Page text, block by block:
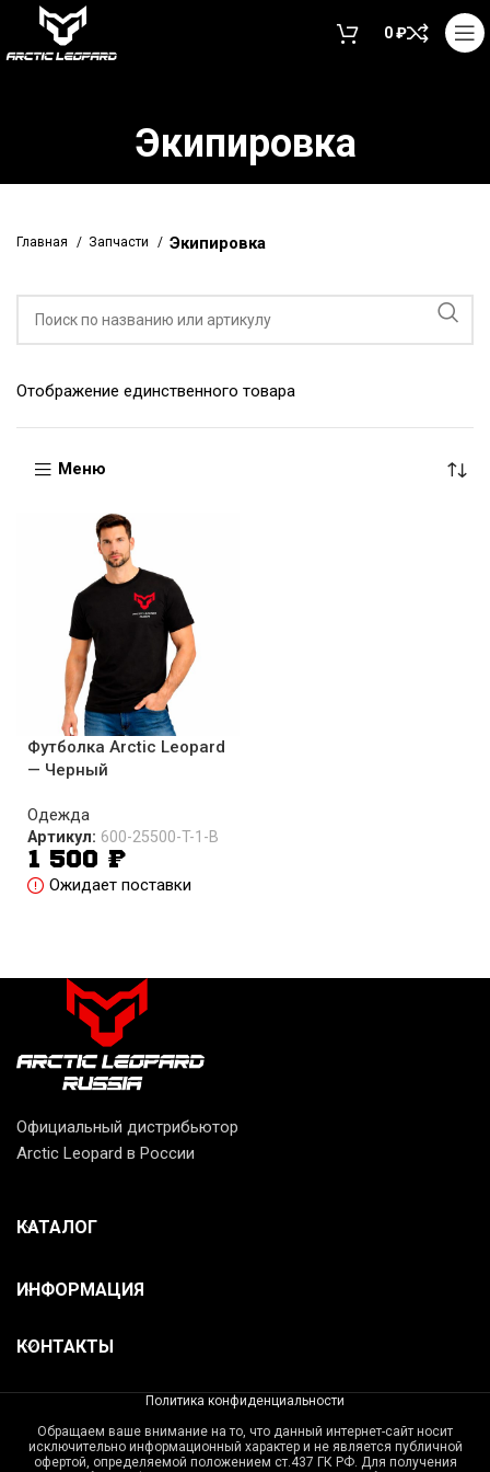
0₽
Экипировка
Главная Запчасти Экипировка
Отображение единственного товара
Меню
Футболка Arctic Leopard
— Черный
Одежда
Артикул: 600-25500-T-1-B
1 500 ₽
Ожидает поставки
Официальный дистрибьютор
Arctic Leopard в России
КАТАЛОГ
ИНФОРМАЦИЯ
КОНТАКТЫ
Политика конфиденциальности
Обращаем ваше внимание на то, что данный интернет-сайт носит
исключительно информационный характер и не является публичной
офертой, определяемой положением ст.437 ГК РФ. Для получения